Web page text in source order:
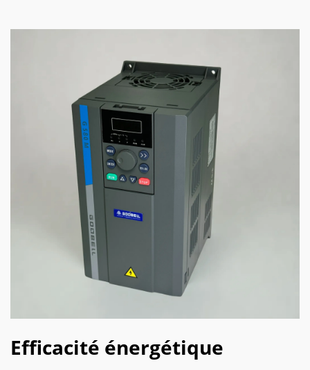
Efficacité énergétique